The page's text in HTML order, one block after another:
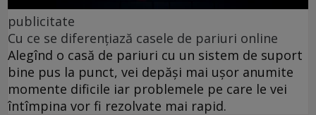
publicitate
Cu ce se diferențiază casele de pariuri online
Alegînd o casă de pariuri cu un sistem de suport
bine pus la punct, vei depăși mai ușor anumite
momente dificile iar problemele pe care le vei
întîmpina vor fi rezolvate mai rapid.